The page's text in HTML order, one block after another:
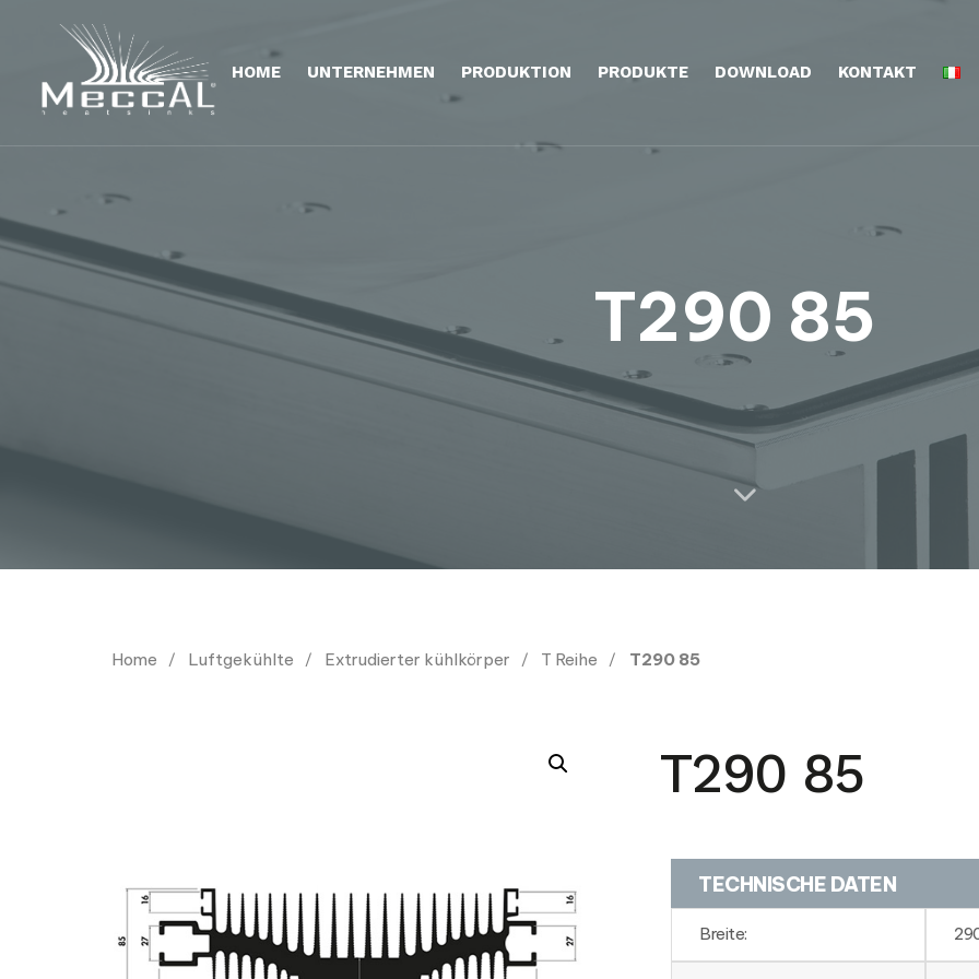
HOME UNTERNEHMEN PRODUKTION PRODUKTE DOWNLOAD KONTAKT
T290 85
Home Luftgekühlte Extrudierter kühlkörper T Reihe T290 85
T290 85
TECHNISCHE DATEN
Breite: